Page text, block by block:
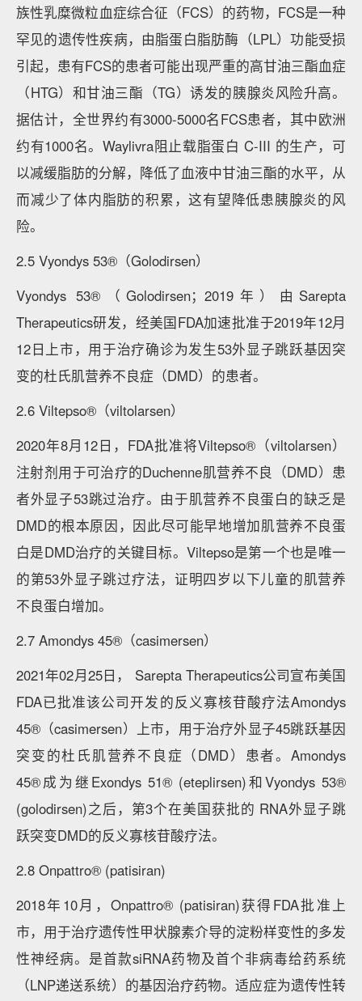
族性乳糜微粒血症综合征（FCS）的药物，FCS是一种
罕见的遗传性疾病，由脂蛋白脂肪酶（LPL）功能受损
引起，患有FCS的患者可能出现严重的高甘油三酯血症
（HTG）和甘油三酯（TG）诱发的胰腺炎风险升高。
据估计，全世界约有3000-5000名FCS患者，其中欧洲
约有1000名。Waylivra阻止载脂蛋白 C-III 的生产，可
以减缓脂肪的分解，降低了血液中甘油三酯的水平，从
而减少了体内脂肪的积累，这有望降低患胰腺炎的风
险。
2.5 Vyondys 53®（Golodirsen）
Vyondys 53®（Golodirsen；2019年）由Sarepta
Therapeutics研发，经美国FDA加速批准于2019年12月
12日上市，用于治疗确诊为发生53外显子跳跃基因突
变的杜氏肌营养不良症（DMD）的患者。
2.6 Viltepso®（viltolarsen）
2020年8月12日，FDA批准将Viltepso®（viltolarsen）
注射剂用于可治疗的Duchenne肌营养不良（DMD）患
者外显子53跳过治疗。由于肌营养不良蛋白的缺乏是
DMD的根本原因，因此尽可能早地增加肌营养不良蛋
白是DMD治疗的关键目标。Viltepso是第一个也是唯一
的第53外显子跳过疗法，证明四岁以下儿童的肌营养
不良蛋白增加。
2.7 Amondys 45®（casimersen）
2021年02月25日， Sarepta Therapeutics公司宣布美国
FDA已批准该公司开发的反义寡核苷酸疗法Amondys
45®（casimersen）上市，用于治疗外显子45跳跃基因
突变的杜氏肌营养不良症（DMD）患者。Amondys
45®成为继Exondys 51® (eteplirsen)和Vyondys 53®
(golodirsen)之后，第3个在美国获批的 RNA外显子跳
跃突变DMD的反义寡核苷酸疗法。
2.8 Onpattro® (patisiran)
2018年10月，Onpattro® (patisiran)获得FDA批准上
市，用于治疗遗传性甲状腺素介导的淀粉样变性的多发
性神经病。是首款siRNA药物及首个非病毒给药系统
（LNP递送系统）的基因治疗药物。适应症为遗传性转